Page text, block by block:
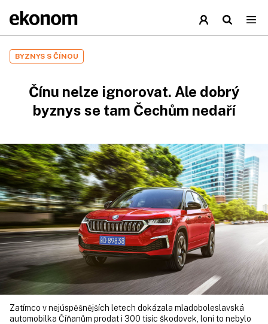
BYZNYS S ČÍNOU
Čínu nelze ignorovat. Ale dobrý
byznys se tam Čechům nedaří
Zatímco v nejúspěšnějších letech dokázala mladoboleslavská
automobilka Číňanům prodat i 300 tisíc škodovek, loni to nebylo